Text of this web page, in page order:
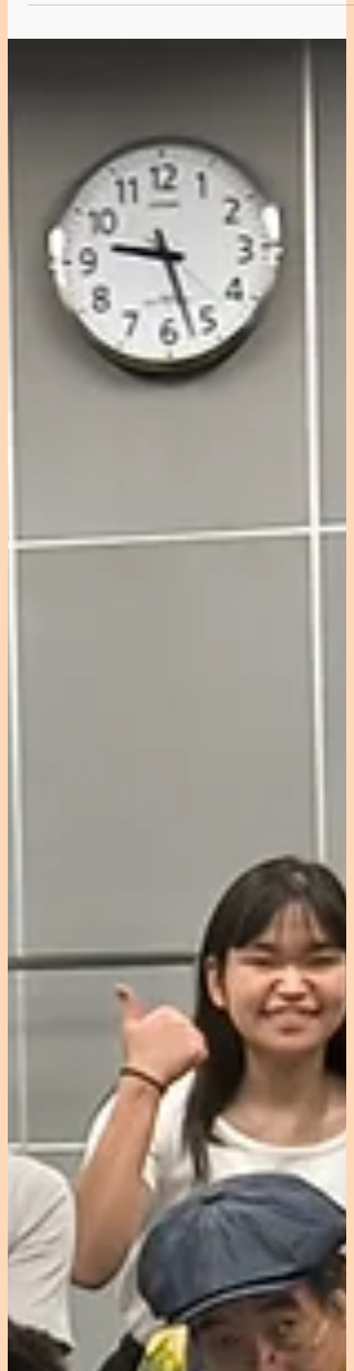
期JAMでは初心者から経験者の方までお